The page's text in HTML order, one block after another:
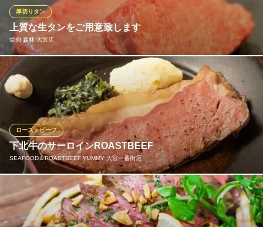
熟成ハラミと埼玉グルメ ハラミちゃん 大宮西口店
居酒屋・肉バル
埼玉新都市交通伊奈線大宮駅 徒歩4分
埼玉県さいたま市大宮区桜木町2-161-2 大宮YKビルB1
上質な生タンをご用意致します
焼肉 森林 大宮店
厚切りタン
製造過程で冷凍しない【生タン】を使用し、 産地・等級にこだわ
りすぎない「クォリティの高い」牛タンを仕入れ お客様にご提供
焼肉 森林 大宮店
人気絶大「極厚牛タン」
ＪＲ大宮駅西口 徒歩4分
埼玉県さいたま市大宮区桜木町1-8-3 三友ビルB1
下北牛のサーロインROASTBEEF
SEAFOOD＆ROASTBEEF YUMMY 大宮一番街店
ローストビーフ
料理長の出身地、青森県下北地方で育てられた希少な短角牛で
す。冷涼な気候で育った下北牛はきめ細やかで柔らかな肉質が特
徴の赤身肉。歯切れがよく、肉の旨みが広がります。付け合わせ